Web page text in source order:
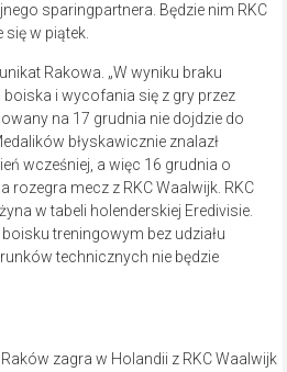
sparingpartnera. Będzie nim RKC
w piątek.
Rakowa. „W wyniku braku
i wycofania się z gry przez
na 17 grudnia nie dojdzie do
błyskawicznie znalazł
wcześniej, a więc 16 grudnia o
rozegra mecz z RKC Waalwijk. RKC
w tabeli holenderskiej Eredivisie.
treningowym bez udziału
technicznych nie będzie